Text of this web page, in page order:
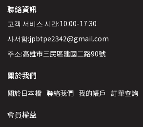
聯絡資訊
고객 서비스 시간:10:00-17:30
사서함:jpbtpe2342@gmail.com
주소:高雄市三民區建國二路90號
關於我們
關於日本橋 聯絡我們 我的帳戶 訂單查詢
會員權益